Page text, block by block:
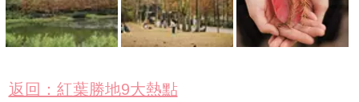
返回：紅葉勝地9大熱點